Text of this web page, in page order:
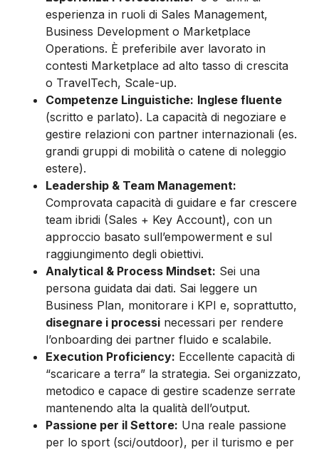
esperienza in ruoli di Sales Management,
Business Development o Marketplace
Operations. È preferibile aver lavorato in
contesti Marketplace ad alto tasso di crescita
o TravelTech, Scale-up.
Competenze Linguistiche: Inglese fluente
(scritto e parlato). La capacità di negoziare e
gestire relazioni con partner internazionali (es.
grandi gruppi di mobilità o catene di noleggio
estere).
Leadership & Team Management:
Comprovata capacità di guidare e far crescere
team ibridi (Sales + Key Account), con un
approccio basato sull’empowerment e sul
raggiungimento degli obiettivi.
Analytical & Process Mindset: Sei una
persona guidata dai dati. Sai leggere un
Business Plan, monitorare i KPI e, soprattutto,
disegnare i processi necessari per rendere
l’onboarding dei partner fluido e scalabile.
Execution Proficiency: Eccellente capacità di
“scaricare a terra” la strategia. Sei organizzato,
metodico e capace di gestire scadenze serrate
mantenendo alta la qualità dell’output.
Passione per il Settore: Una reale passione
per lo sport (sci/outdoor), per il turismo e per